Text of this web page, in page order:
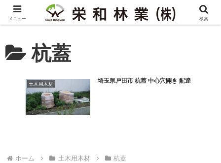
杭蓋
土木用木材 埼玉県戸田市 杭蓋 中心穴開き 配達
ホーム 土木用木材 杭蓋
メニュー 検索